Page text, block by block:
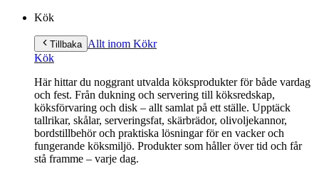
Kök
Tillbaka Allt inom Kökr
Kök
Här hittar du noggrant utvalda köksprodukter för både vardag
och fest. Från dukning och servering till köksredskap,
köksförvaring och disk – allt samlat på ett ställe. Upptäck
tallrikar, skålar, serveringsfat, skärbrädor, olivoljekannor,
bordstillbehör och praktiska lösningar för en vacker och
fungerande köksmiljö. Produkter som håller över tid och får
stå framme – varje dag.